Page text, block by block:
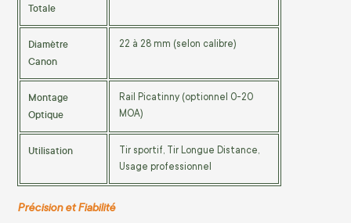
Totale
Diamètre
Canon
22 à 28 mm (selon calibre)
Montage
Optique
Rail Picatinny (optionnel 0-20
MOA)
Utilisation
Tir sportif, Tir Longue Distance,
Usage professionnel
Précision et Fiabilité